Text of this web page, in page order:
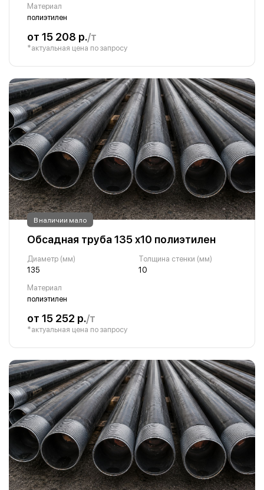
Материал
полиэтилен
от 15 208 р./т
*актуальная цена по запросу
В наличии мало
Обсадная труба 135 х10 полиэтилен
Диаметр (мм)
135
Толщина стенки (мм)
10
Материал
полиэтилен
от 15 252 р./т
*актуальная цена по запросу